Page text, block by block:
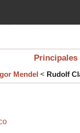
etc.)
Mendel < Rudolf